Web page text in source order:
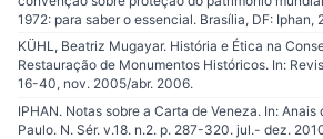
1972: para saber o essencial. Brasília, DF: Iphan,
KÜHL, Beatriz Mugayar. História e Ética na
Restauração de Monumentos Históricos. In:
16-40, nov. 2005/abr. 2006.
IPHAN. Notas sobre a Carta de Veneza. In:
Paulo. N. Sér. v.18. n.2. p. 287-320. jul.- dez.